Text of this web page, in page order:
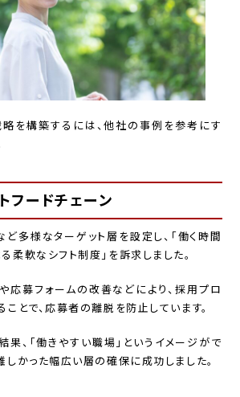
を構築するには、他社の事例を参考にす
フードチェーン
ど多様なターゲット層を設定し、「働く時間
柔軟なシフト制度」を訴求しました。
応募フォームの改善などにより、採用プロ
とで、応募者の離脱を防止しています。
果、「働きやすい職場」というイメージがで
しかった幅広い層の確保に成功しました。